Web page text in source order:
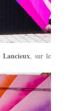
Lancieux, sur le